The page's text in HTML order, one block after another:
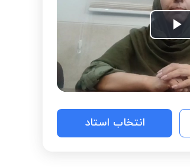
Play
Video
انتخاب استاد